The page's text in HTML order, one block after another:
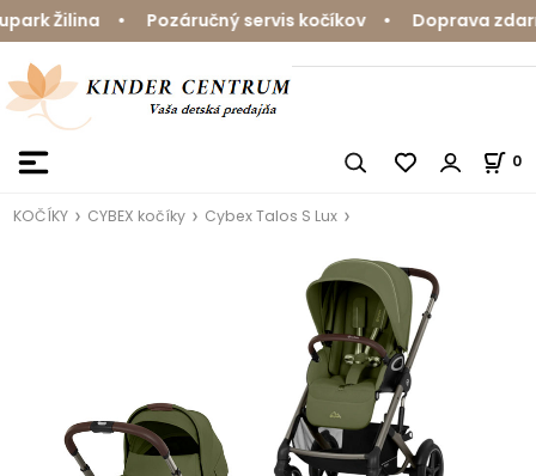
Žilina • Pozáručný servis kočíkov • Doprava
0
KOČÍKY CYBEX kočíky Cybex Talos S Lux